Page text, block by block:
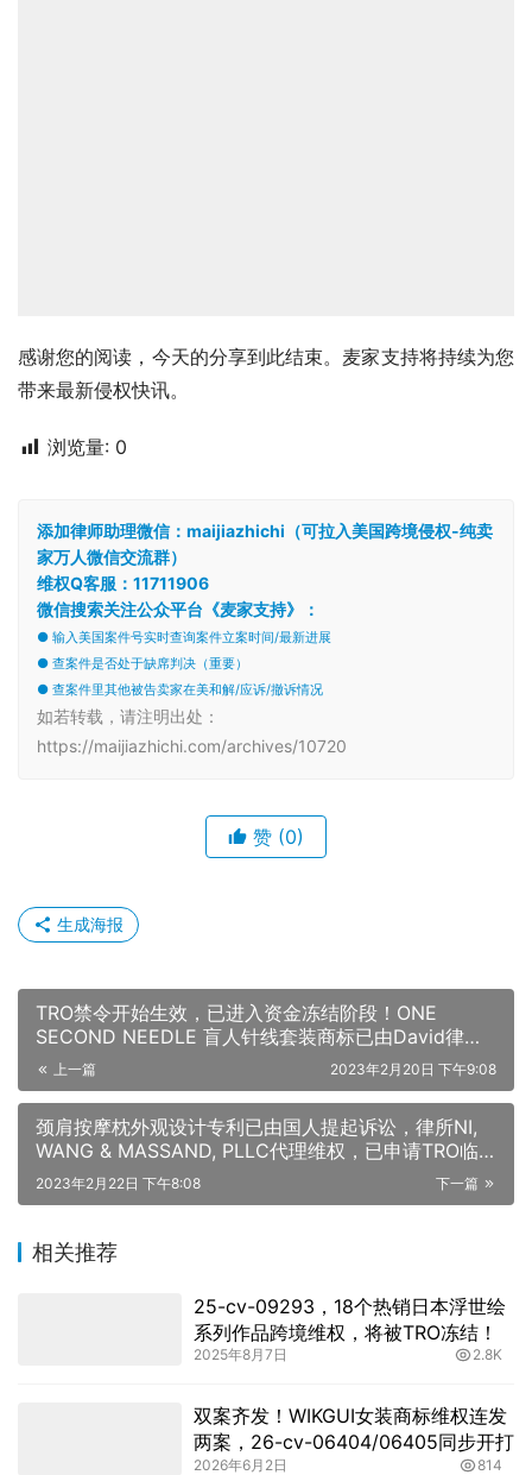
感谢您的阅读，今天的分享到此结束。麦家支持将持续为您
带来最新侵权快讯。
浏览量: 0
添加律师助理微信：maijiazhichi（可拉入美国跨境侵权-纯卖
家万人微信交流群）
维权Q客服：11711906
微信搜索关注公众平台《麦家支持》：
● 输入美国案件号实时查询案件立案时间/最新进展
● 查案件是否处于缺席判决（重要）
● 查案件里其他被告卖家在美和解/应诉/撤诉情况
如若转载，请注明出处：
https://maijiazhichi.com/archives/10720
赞 (0)
生成海报
TRO禁令开始生效，已进入资金冻结阶段！ONE
SECOND NEEDLE 盲人针线套装商标已由David律所
立案起诉
上一篇 2023年2月20日 下午9:08
颈肩按摩枕外观设计专利已由国人提起诉讼，律所NI,
WANG & MASSAND, PLLC代理维权，已申请TRO临
时禁令！
下一篇
2023年2月22日 下午8:08
相关推荐
25-cv-09293，18个热销日本浮世绘
系列作品跨境维权，将被TRO冻结！
2025年8月7日 2.8K
双案齐发！WIKGUI女装商标维权连发
两案，26-cv-06404/06405同步开打
2026年6月2日 814